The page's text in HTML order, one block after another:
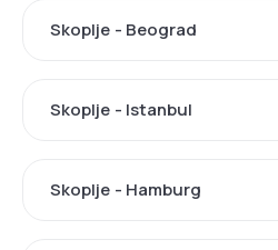
Skoplje - Beograd
Skoplje - Istanbul
Skoplje - Hamburg